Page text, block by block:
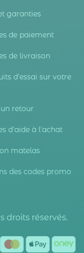
garanties
de paiement
de livraison
d'essai sur votre
retour
d'aide à l'achat
matelas
des codes promo
droits réservés.